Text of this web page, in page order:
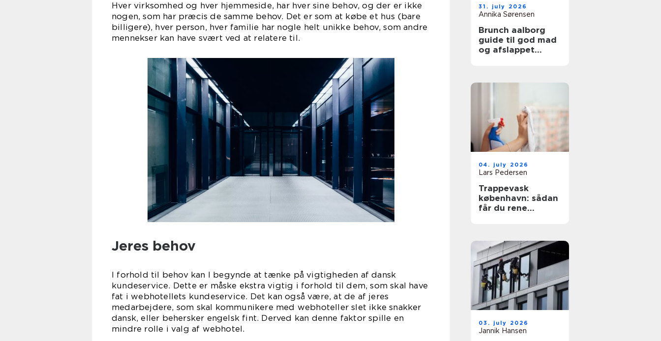
Hver virksomhed og hver hjemmeside, har hver sine behov, og der er ikke
nogen, som har præcis de samme behov. Det er som at købe et hus (bare
billigere), hver person, hver familie har nogle helt unikke behov, som andre
mennekser kan have svært ved at relatere til.
Jeres behov
I forhold til behov kan I begynde at tænke på vigtigheden af dansk
kundeservice. Dette er måske ekstra vigtig i forhold til dem, som skal have
fat i webhotellets kundeservice. Det kan også være, at de af jeres
medarbejdere, som skal kommunikere med webhoteller slet ikke snakker
dansk, eller behersker engelsk fint. Derved kan denne faktor spille en
mindre rolle i valg af webhotel.
31. july 2026
Annika Sørensen
Brunch aalborg
guide til god mad
og afslappet
04. july 2026
Lars Pedersen
Trappevask
københavn: sådan
får du rene
03. july 2026
Jannik Hansen